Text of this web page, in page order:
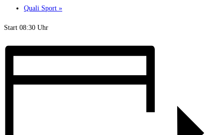
Quali Sport »
Start 08:30 Uhr